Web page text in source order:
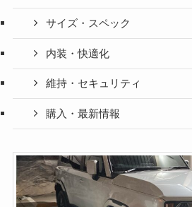
サイズ・スペック
内装・快適化
維持・セキュリティ
購入・最新情報